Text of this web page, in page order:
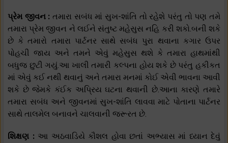
પ્રેમ જીવન : તમારા સબંધ માં સુખ-શાંતિ તો રહેશે પરંતુ તો પણ તમે
તમારા પ્રેમ જીવન ને લઈને સંતુષ્ટ મહેસુસ નહિ કરી શકો.બની શકે
છે કે તમારો તમારા પાર્ટનર સાથે સબંધ પુરા થવાના કગાર ઉપર
પોહચી જાય અને તમને એવું મહેસુસ થશે કે તમારા હાથમાંથી
બધુજ છુટી ગયું.આ ખાલી તમારી કલ્પના હોય શકે છે પરંતુ હકીકત
માં એવું કઈ નથી થવાનું અને તમારા મનમાં કોઈ એવી ભાવના આવી
શકે છે જેમકે કંઈક અપ્રિય ઘટના થવાની છે.આના કારણે તમારે
તમારા સબંધ અને જીવનમાં સુખ-શાંતિ લાવવા માટે પોતાના પાર્ટનર
સાથે તાલમેલ બનાવને ચાલવાની જરૂરત છે.
શિક્ષણ : આ અઠવાડિયે કૌશલ હોવા છતાં અભ્યાસ માં ધ્યાન દેવું